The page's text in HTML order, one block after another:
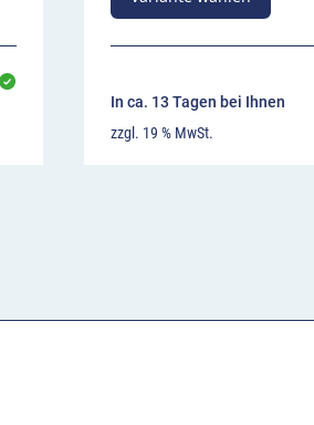
In ca. 13 Tagen bei Ihnen
zzgl. 19 % MwSt.